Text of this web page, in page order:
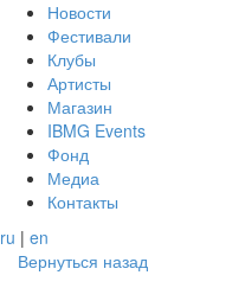
Новости
Фестивали
Клубы
Артисты
Магазин
IBMG Events
Фонд
Медиа
Контакты
ru | en
Вернуться назад